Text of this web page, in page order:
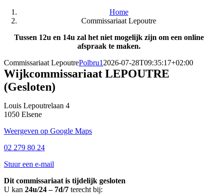
Home
Commissariaat Lepoutre
Tussen 12u en 14u zal het niet mogelijk zijn om een online
afspraak te maken.
Commissariaat LepoutrePolbru1 2026-07-28T09:35:17+02:00
Wijkcommissariaat LEPOUTRE
(Gesloten)
Louis Lepoutrelaan 4
1050 Elsene
Weergeven op Google Maps
02 279 80 24
Stuur een e-mail
Dit commissariaat is tijdelijk gesloten
U kan 24u/24 – 7d/7 terecht bij: